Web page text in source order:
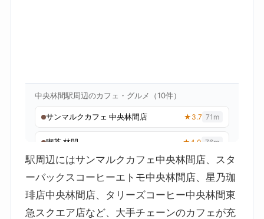
駅周辺にはサンマルクカフェ中央林間店、スタ
ーバックスコーヒーエトモ中央林間店、星乃珈
琲店中央林間店、タリーズコーヒー中央林間東
急スクエア店など、大手チェーンのカフェが充